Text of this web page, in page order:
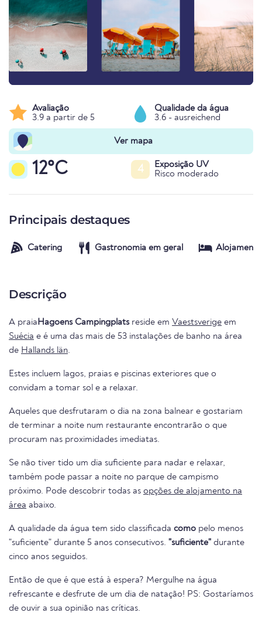
Avaliação
3.9 a partir de 5
Qualidade da água
3.6 - ausreichend
Ver mapa
12°C 4
Exposição UV
Risco moderado
Principais destaques
Catering Gastronomia em geral Alojamento
Descrição
A praiaHagoens Campingplatsreside em Vaestsverige em
Suécia e é uma das mais de 53 instalações de banho na área
de Hallands län.
Estes incluem lagos, praias e piscinas exteriores que o
convidam a tomar sol e a relaxar.
Aqueles que desfrutaram o dia na zona balnear e gostariam
de terminar a noite num restaurante encontrarão o que
procuram nas proximidades imediatas.
Se não tiver tido um dia suficiente para nadar e relaxar,
também pode passar a noite no parque de campismo
próximo. Pode descobrir todas as opções de alojamento na
área abaixo.
A qualidade da água tem sido classificada como pelo menos
"suficiente" durante 5 anos consecutivos. "suficiente" durante
cinco anos seguidos.
Então de que é que está à espera? Mergulhe na água
refrescante e desfrute de um dia de natação! PS: Gostaríamos
de ouvir a sua opinião nas críticas.